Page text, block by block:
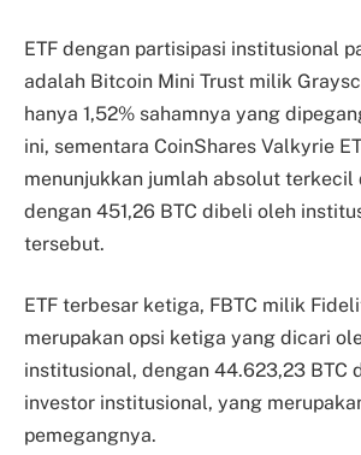
ETF dengan partisipasi institusional
adalah Bitcoin Mini Trust milik
hanya 1,52% sahamnya yang
ini, sementara CoinShares Valkyrie
menunjukkan jumlah absolut terkecil
dengan 451,26 BTC dibeli oleh
tersebut.
ETF terbesar ketiga, FBTC milik
merupakan opsi ketiga yang dicari
institusional, dengan 44.623,23 BTC
investor institusional, yang
pemegangnya.